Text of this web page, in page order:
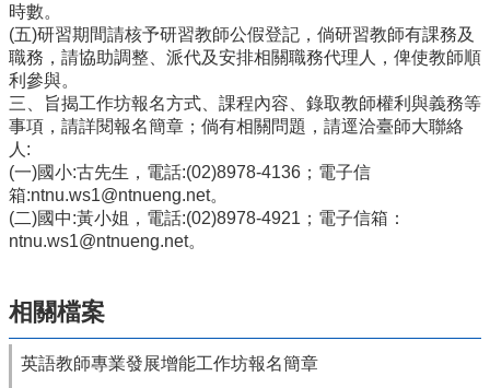
案
科
技
化
評
量
翰
林
雲
端
課
程
平
台
時數。
(五)研習期間請核予研習教師公假登記，倘研習教師有課務及
職務，請協助調整、派代及安排相關職務代理人，俾使教師順
利參與。
三、旨揭工作坊報名方式、課程內容、錄取教師權利與義務等
事項，請詳閱報名簡章；倘有相關問題，請逕洽臺師大聯絡
人:
(一)國小:古先生，電話:(02)8978-4136；電子信
箱:ntnu.ws1@ntnueng.net。
(二)國中:黃小姐，電話:(02)8978-4921；電子信箱：
ntnu.ws1@ntnueng.net。
相關檔案
英語教師專業發展增能工作坊報名簡章